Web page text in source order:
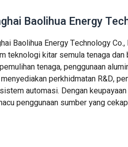
Baolihua Energy
Baolihua Energy Technology
teknologi kitar semula tenaga dan
tenaga, penggunaan
perkhidmatan R&D,
automasi. Dengan
penggunaan sumber yang